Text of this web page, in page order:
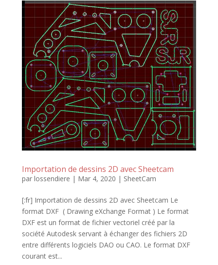
Importation de dessins 2D avec Sheetcam
par lossendiere | Mar 4, 2020 | SheetCam
[:fr] Importation de dessins 2D avec Sheetcam Le
format DXF ( Drawing eXchange Format ) Le format
DXF est un format de fichier vectoriel créé par la
société Autodesk servant à échanger des fichiers 2D
entre différents logiciels DAO ou CAO. Le format DXF
courant est...